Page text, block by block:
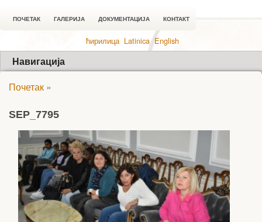
ПОЧЕТАК ГАЛЕРИЈА ДОКУМЕНТАЦИЈА КОНТАКТ
ћирилица Latinica English
Навигација
Почетак »
SEP_7795